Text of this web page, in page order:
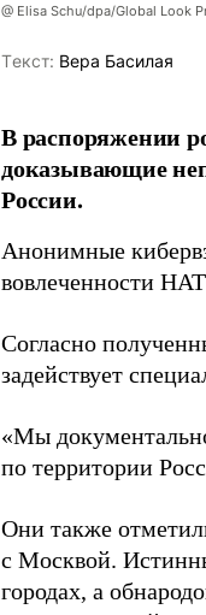
@ Elisa Schu/dpa/Global Look
Tекст: Вера Басилая
В распоряжении
доказывающие
России.
Анонимные
вовлеченности
Согласно
задействует
«Мы
по территории
Они также
с Москвой.
городах, а